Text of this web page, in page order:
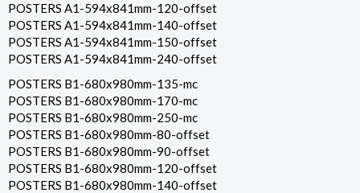
POSTERS A1-594x841mm-120-offset
POSTERS A1-594x841mm-140-offset
POSTERS A1-594x841mm-150-offset
POSTERS A1-594x841mm-240-offset
POSTERS B1-680x980mm-135-mc
POSTERS B1-680x980mm-170-mc
POSTERS B1-680x980mm-250-mc
POSTERS B1-680x980mm-80-offset
POSTERS B1-680x980mm-90-offset
POSTERS B1-680x980mm-120-offset
POSTERS B1-680x980mm-140-offset